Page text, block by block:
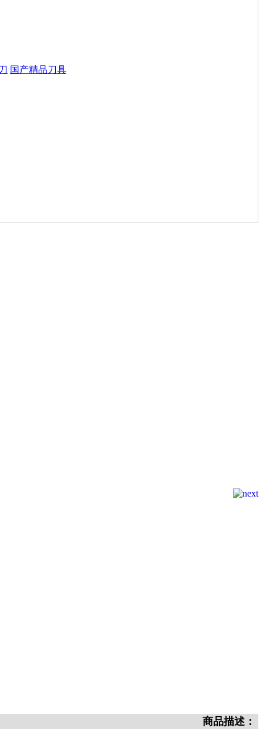
国产精品刀具
商品描述：